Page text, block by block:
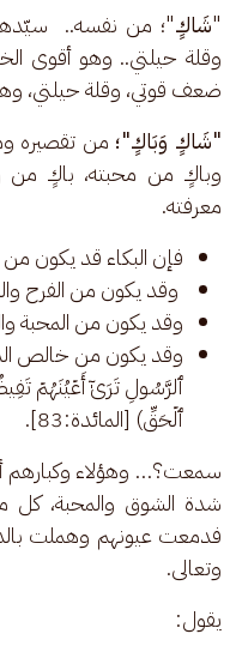
"شَاكٍ"؛ من نفسه..
وقلة حيلتي.. وهو أقوى
ضعف قوتي، وقلة حيلتي،
"شَاكٍ وَبَاكٍ"؛ من تقصيره
وباكٍ من محبته، باكٍ من
معرفته.
فإن البكاء قد يكون
وقد يكون من الفرح
وقد يكون من المحبة
وقد يكون من خالص
ٱلرَّسُولِ تَرَىٰۤ أَعۡیُنَهُمۡ
ٱلۡحَقِّ) [المائدة:83].
سمعت؟… وهؤلاء وكبارهم
شدة الشوق والمحبة، كل
فدمعت عيونهم وهملت
وتعالى.
يقول: